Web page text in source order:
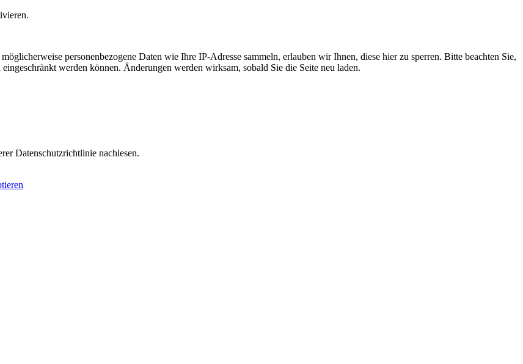
personenbezogene Daten wie Ihre IP-Adresse sammeln, erlauben wir Ihnen, diese hier zu sperren. Bitte beachten Sie,
werden können. Änderungen werden wirksam, sobald Sie die Seite neu laden.
Datenschutzrichtlinie nachlesen.